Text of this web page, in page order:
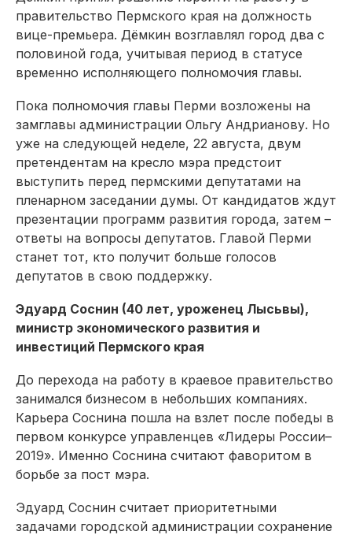
правительство Пермского края на должность
вице-премьера. Дёмкин возглавлял город два с
половиной года, учитывая период в статусе
временно исполняющего полномочия главы.
Пока полномочия главы Перми возложены на
замглавы администрации Ольгу Андрианову. Но
уже на следующей неделе, 22 августа, двум
претендентам на кресло мэра предстоит
выступить перед пермскими депутатами на
пленарном заседании думы. От кандидатов ждут
презентации программ развития города, затем –
ответы на вопросы депутатов. Главой Перми
станет тот, кто получит больше голосов
депутатов в свою поддержку.
Эдуард Соснин (40 лет, уроженец Лысьвы),
министр экономического развития и
инвестиций Пермского края
До перехода на работу в краевое правительство
занимался бизнесом в небольших компаниях.
Карьера Соснина пошла на взлет после победы в
первом конкурсе управленцев «Лидеры России–
2019». Именно Соснина считают фаворитом в
борьбе за пост мэра.
Эдуард Соснин считает приоритетными
задачами городской администрации сохранение